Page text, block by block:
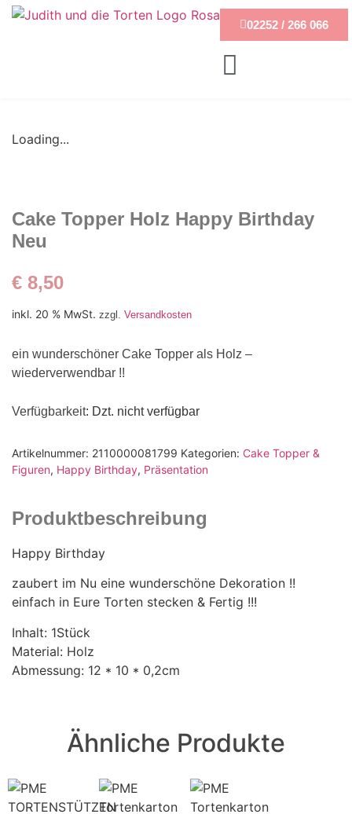
02252 / 266 066
Loading...
Cake Topper Holz Happy Birthday
Neu
€ 8,50
inkl. 20 % MwSt. zzgl. Versandkosten
ein wunderschöner Cake Topper als Holz –
wiederverwendbar !!
Verfügbarkeit: Dzt. nicht verfügbar
Artikelnummer: 2110000081799 Kategorien: Cake Topper &
Figuren, Happy Birthday, Präsentation
Produktbeschreibung
Happy Birthday
zaubert im Nu eine wunderschöne Dekoration !!
einfach in Eure Torten stecken & Fertig !!!
Inhalt: 1Stück
Material: Holz
Abmessung: 12 * 10 * 0,2cm
Ähnliche Produkte